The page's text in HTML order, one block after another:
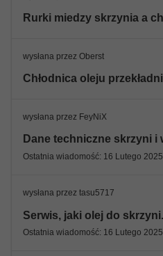
Rurki miedzy skrzynia a
wysłana przez Oberst
wysłana przez FeyNiX
Dane techniczne skrzyni i
wysłana przez tasu5717
Serwis, jaki olej do skrzyni.